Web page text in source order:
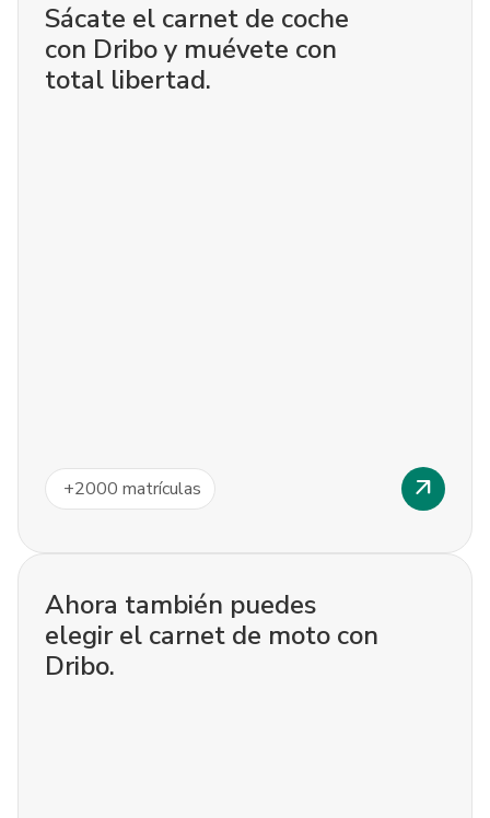
Sácate el carnet de coche
con Dribo y muévete con
total libertad.
+2000 matrículas arrow_outward
Ahora también puedes
elegir el carnet de moto con
Dribo.